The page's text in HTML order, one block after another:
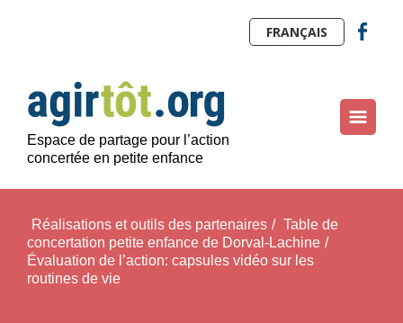
Espace de partage pour l’action
concertée en petite enfance
FRANÇAIS
Réalisations et outils des partenaires / Table de
concertation petite enfance de Dorval-Lachine /
Évaluation de l’action: capsules vidéo sur les
routines de vie